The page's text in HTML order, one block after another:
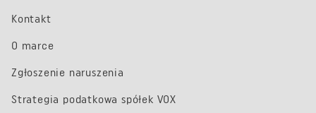
Kontakt
O marce
Zgłoszenie naruszenia
Strategia podatkowa spółek VOX